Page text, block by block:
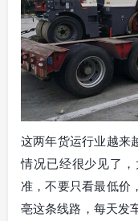
这两年货运行业越来
情况已经很少见了
准，不要只看最低价
亳这条线路，每天发